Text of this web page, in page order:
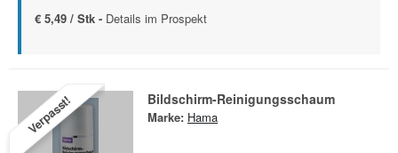
€ 5,49 / Stk - Details im Prospekt
Verpasst! Bildschirm-Reinigungsschaum
Marke: Hama